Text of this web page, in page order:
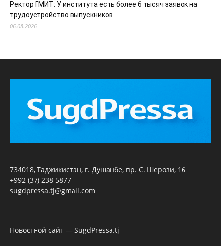
Ректор ГМИТ: У института есть более 6 тысяч заявок на
трудоустройство выпускников
06.08.2026
734018, Таджикистан, г. Душанбе, пр. С. Шерози, 16
+992 (37) 238 5877
sugdpressa.tj@gmail.com
Новостной сайт — SugdPressa.tj